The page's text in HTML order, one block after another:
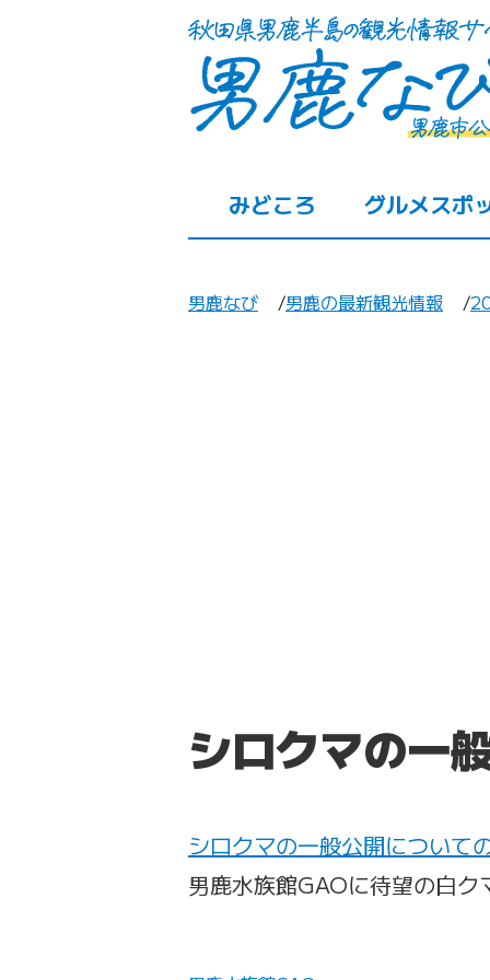
みどころ グルメスポ
男鹿なび 男鹿の最新観光情報
シロクマの一
シロクマの一般公開について
男鹿水族館GAOに待望の白ク